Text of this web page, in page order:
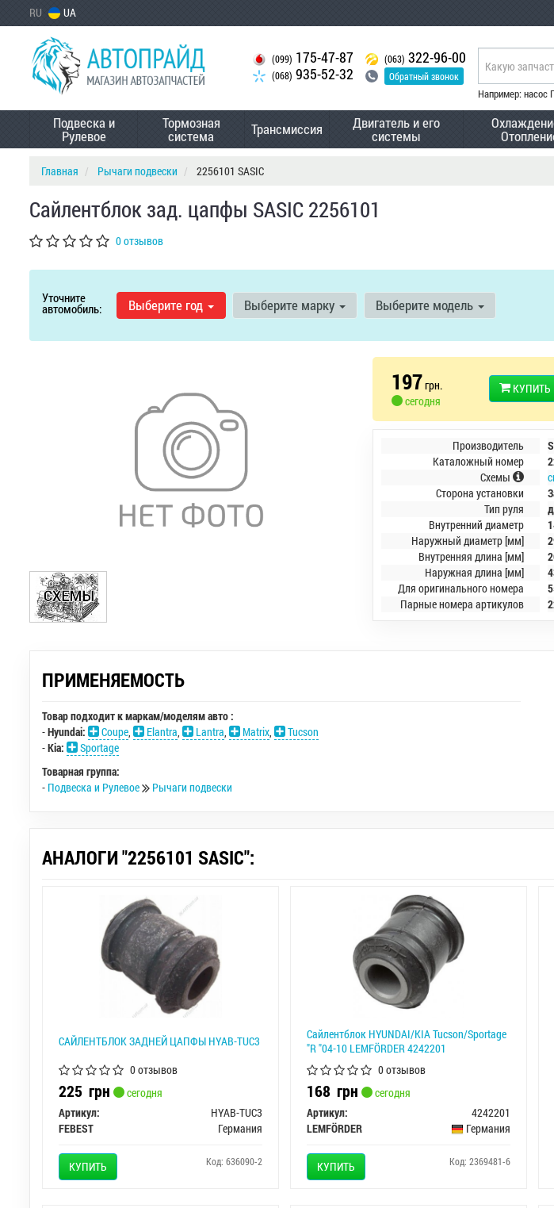
RU UA
(099) 175-47-87
(068) 935-52-32
(063) 322-96-00
Обратный звонок
Например: насос
Подвеска и
Рулевое
Тормозная
система Трансмиссия Двигатель и его
системы
Главная Рычаги подвески 2256101 SASIC
Сайлентблок зад. цапфы SASIC 2256101
0 отзывов
Уточните
автомобиль: Выберите год Выберите марку Выберите модель
197грн.
сегодня
КУПИТЬ
Производитель
Каталожный номер
Схемы
Сторона установки
Тип руля
Внутренний диаметр
Наружный диаметр [мм]
Внутренняя длина [мм]
Наружная длина [мм]
Для оригинального номера
Парные номера артикулов
ПРИМЕНЯЕМОСТЬ
Товар подходит к маркам/моделям авто :
-Hyundai: Coupe Elantra Lantra Matrix
Tucson
-Kia:
Sportage
Товарная группа:
- Подвеска и Рулевое Рычаги подвески
АНАЛОГИ "2256101 SASIC":
САЙЛЕНТБЛОК ЗАДНЕЙ ЦАПФЫ HYAB-TUC3
0 отзывов
225 грн
сегодня
Артикул:
HYAB-TUC3
FEBEST
Германия
КУПИТЬ Код: 636090-2
Сайлентблок HYUNDAI/KIA Tucson/Sportage
"R "04-10 LEMFÖRDER 4242201
0 отзывов
168 грн
сегодня
Артикул:
4242201
LEMFÖRDER
Германия
КУПИТЬ Код: 2369481-6